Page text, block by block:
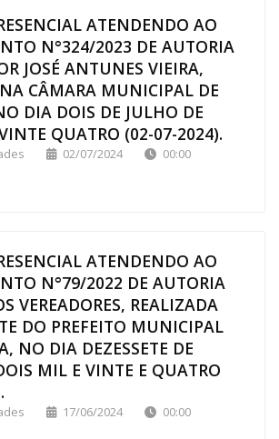
ATENDENDO AO
N°324/2023 DE AUTORIA
JOSÉ ANTUNES VIEIRA,
CÂMARA MUNICIPAL DE
DIA DOIS DE JULHO DE
QUATRO (02-07-2024).
02/07/2024
00:00
ATENDENDO AO
N°79/2022 DE AUTORIA
VEREADORES, REALIZADA
DO PREFEITO MUNICIPAL
NO DIA DEZESSETE DE
MIL E VINTE E QUATRO
17/06/2024
00:00